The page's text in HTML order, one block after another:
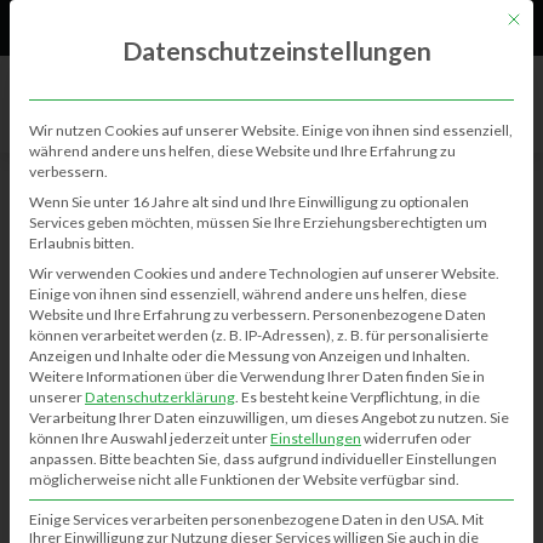
Maria Montessori Grundschule
Angelika Prüß
Link zur Webseite:https://mariamontessori.de
Kurzvorstellung des Vereins /
Mit
Datenschutzeinstellungen
Wir nutzen Cookies auf unserer Website. Einige von ihnen sind essenziell,
während andere uns helfen, diese Website und Ihre Erfahrung zu
verbessern.
Wenn Sie unter 16 Jahre alt sind und Ihre Einwilligung zu optionalen
Services geben möchten, müssen Sie Ihre Erziehungsberechtigten um
Erlaubnis bitten.
Wir verwenden Cookies und andere Technologien auf unserer Website.
Einige von ihnen sind essenziell, während andere uns helfen, diese
Website und Ihre Erfahrung zu verbessern. Personenbezogene Daten
können verarbeitet werden (z. B. IP-Adressen), z. B. für personalisierte
Anzeigen und Inhalte oder die Messung von Anzeigen und Inhalten.
Weitere Informationen über die Verwendung Ihrer Daten finden Sie in
unsererDatenschutzerklärung. Es besteht keine Verpflichtung, in die
Verarbeitung Ihrer Daten einzuwilligen, um dieses Angebot zu nutzen. Sie
können Ihre Auswahl jederzeit unterEinstellungen widerrufen oder
anpassen. Bitte beachten Sie, dass aufgrund individueller Einstellungen
möglicherweise nicht alle Funktionen der Website verfügbar sind.
Einige Services verarbeiten personenbezogene Daten in den USA. Mit
Ihrer Einwilligung zur Nutzung dieser Services willigen Sie auch in die